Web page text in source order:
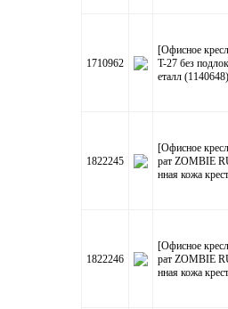
1710962
[Офисное
T-27 без
еталл (1140648)
1822245
[Офисное
рат ZOMBIE
нная кожа
1822246
[Офисное
рат ZOMBIE
нная кожа